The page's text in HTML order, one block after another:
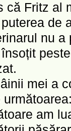
că Fritz al
de
nu a
mei a
am